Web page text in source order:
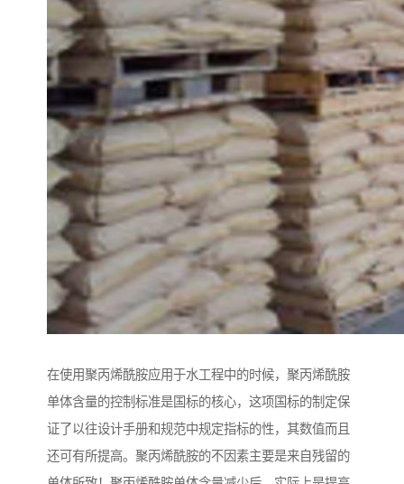
在使用聚丙烯酰胺应用于水工程中的时候，聚丙烯酰胺
单体含量的控制标准是国标的核心，这项国标的制定保
证了以往设计手册和规范中规定指标的性，其数值而且
还可有所提高。聚丙烯酰胺的不因素主要是来自残留的